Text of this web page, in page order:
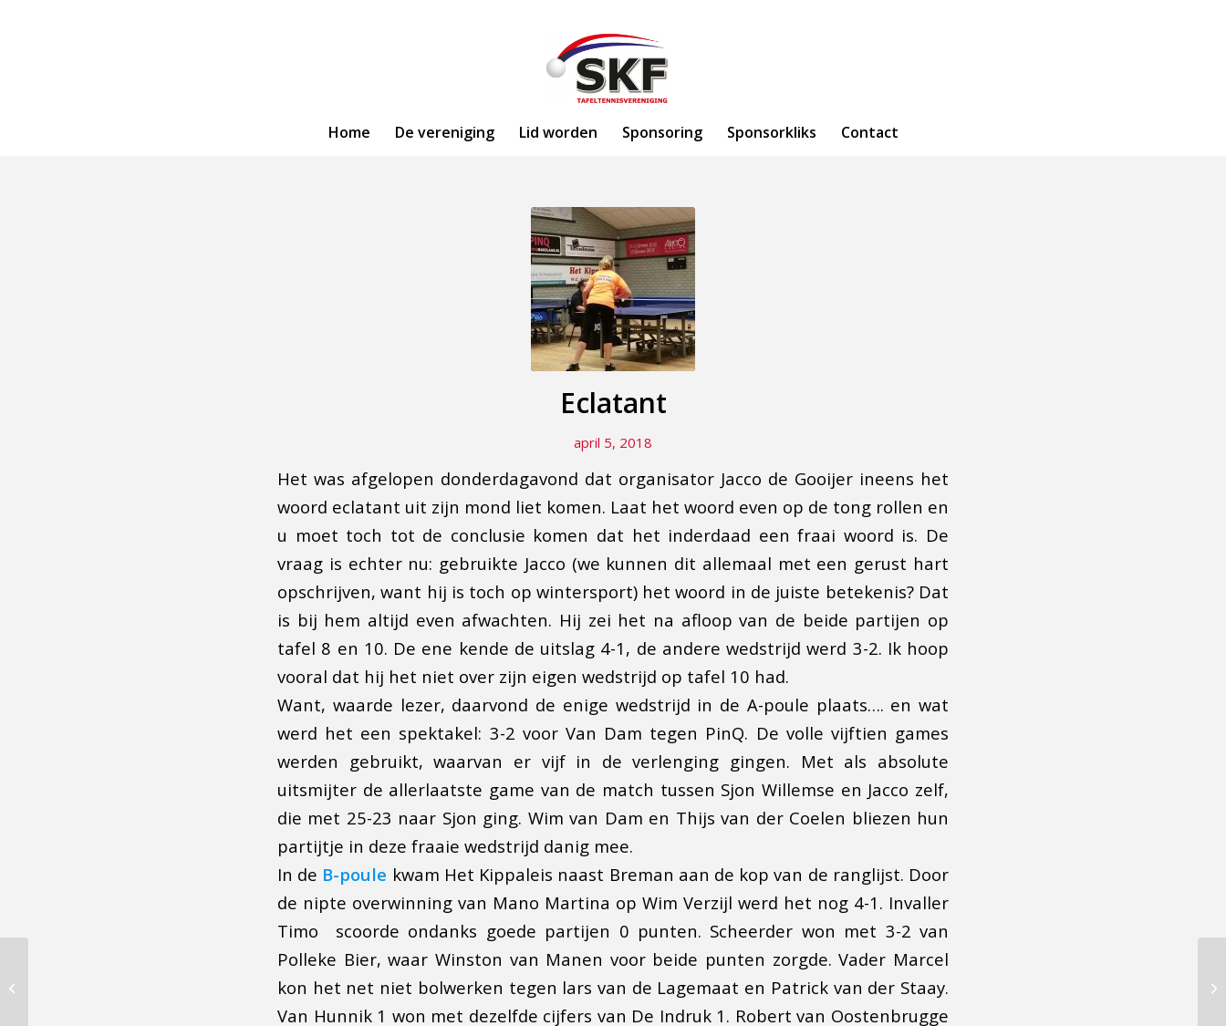
Home De vereniging Lid worden Sponsoring Sponsorkliks Contact
Eclatant
april 5, 2018
Het was afgelopen donderdagavond dat organisator Jacco de Gooijer ineens het
woord eclatant uit zijn mond liet komen. Laat het woord even op de tong rollen en
u moet toch tot de conclusie komen dat het inderdaad een fraai woord is. De
vraag is echter nu: gebruikte Jacco (we kunnen dit allemaal met een gerust hart
opschrijven, want hij is toch op wintersport) het woord in de juiste betekenis? Dat
is bij hem altijd even afwachten. Hij zei het na afloop van de beide partijen op
tafel 8 en 10. De ene kende de uitslag 4-1, de andere wedstrijd werd 3-2. Ik hoop
vooral dat hij het niet over zijn eigen wedstrijd op tafel 10 had.
Want, waarde lezer, daarvond de enige wedstrijd in de A-poule plaats…. en wat
werd het een spektakel: 3-2 voor Van Dam tegen PinQ. De volle vijftien games
werden gebruikt, waarvan er vijf in de verlenging gingen. Met als absolute
uitsmijter de allerlaatste game van de match tussen Sjon Willemse en Jacco zelf,
die met 25-23 naar Sjon ging. Wim van Dam en Thijs van der Coelen bliezen hun
partijtje in deze fraaie wedstrijd danig mee.
In de B-poule kwam Het Kippaleis naast Breman aan de kop van de ranglijst. Door
de nipte overwinning van Mano Martina op Wim Verzijl werd het nog 4-1. Invaller
Timo scoorde ondanks goede partijen 0 punten. Scheerder won met 3-2 van
Polleke Bier, waar Winston van Manen voor beide punten zorgde. Vader Marcel
kon het net niet bolwerken tegen lars van de Lagemaat en Patrick van der Staay.
Van Hunnik 1 won met dezelfde cijfers van De Indruk 1. Robert van Oostenbrugge